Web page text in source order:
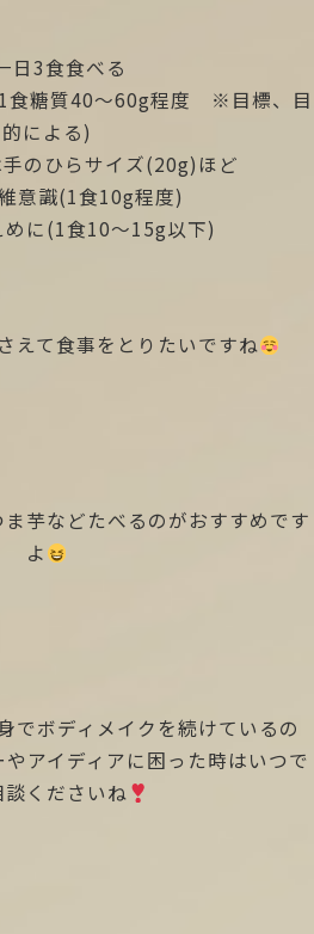
日3食食べる
食糖質40〜60g程度 ※目標、目
的による)
のひらサイズ(20g)ほど
意識(1食10g程度)
めに(1食10〜15g以下)
えて食事をとりたいですね
芋などたべるのがおすすめです
よ
でボディメイクを続けているの
アイディアに困った時はいつで
談くださいね